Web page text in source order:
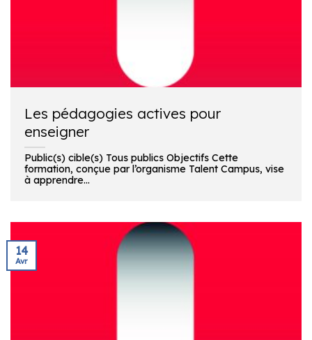
Les pédagogies actives pour
enseigner
Public(s) cible(s) Tous publics Objectifs Cette
formation, conçue par l’organisme Talent Campus, vise
à apprendre...
14
Avr